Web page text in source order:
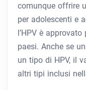
comunque offrire
per adolescenti e
l’HPV è
paesi. Anche se
un tipo di HPV, il
altri tipi inclusi